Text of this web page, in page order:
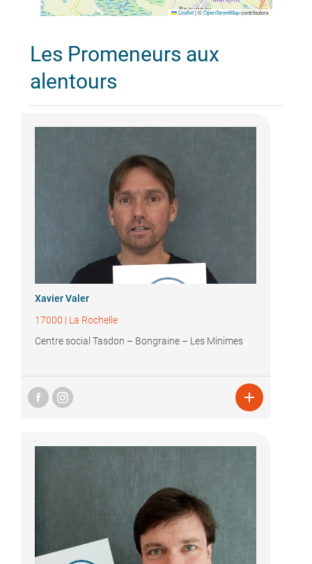
Leaflet|©OpenStreetMapcontributors
Les Promeneurs aux
alentours
Xavier Valer
17000 | La Rochelle
Centre social Tasdon – Bongraine – Les Minimes
